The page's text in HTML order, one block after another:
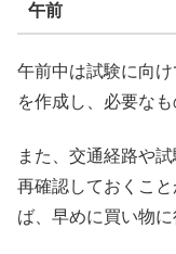
午前
午前中は試験に向
を作成し、必要な
また、交通経路や
再確認しておくこ
ば、早めに買い物に